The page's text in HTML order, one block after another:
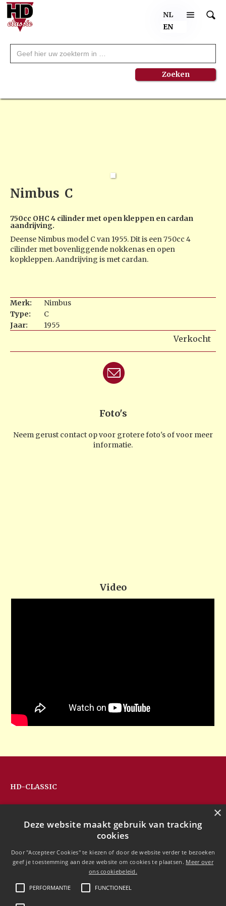
NL
EN
Nimbus C
750cc OHC 4 cilinder met open kleppen en cardan
aandrijving.
Deense Nimbus model C van 1955. Dit is een 750cc 4
cilinder met bovenliggende nokkenas en open
kopkleppen. Aandrijving is met cardan.
Merk:
Nimbus
Type:
C
Jaar:
1955
Verkocht
Foto's
Neem gerust contact op voor grotere foto's of voor meer
informatie.
Video
HD-CLASSIC
Hans Devos
3128 Baal
M:+32(0)477 88 81 84
info@hd-classic.be
×
Deze website maakt gebruik van tracking
cookies
Door "Accepteer Cookies" te kiezen of door de website verder te bezoeken
geef je toestemming aan deze website om cookies te plaatsen. Meer over
ons cookiebeleid.
PERFORMANTIE FUNCTIONEEL